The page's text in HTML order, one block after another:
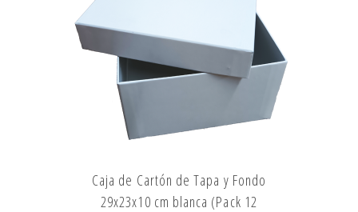
Caja de Cartón de Tapa y Fondo
29x23x10 cm blanca (Pack 12